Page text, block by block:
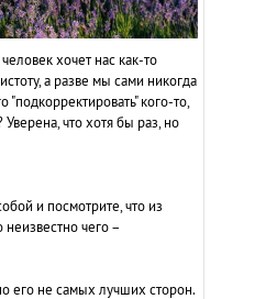
хочет нас как-то
а разве мы сами никогда
кого-то,
Уверена, что хотя бы раз, но
и посмотрите, что из
чего –
его не самых лучших сторон.